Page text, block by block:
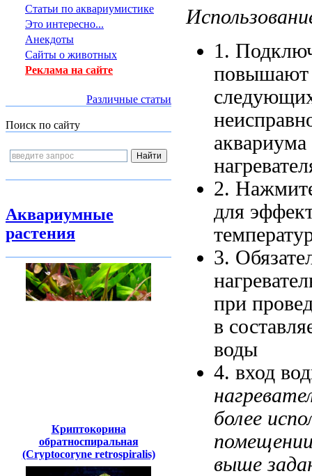
Статьи по аквариумистике
Это интересно...
Анекдоты
Сайты о животных
Реклама на сайте
Различные статьи
Поиск по сайту
Аквариумные
растения
Криптокорина
обратноспиральная
(Cryptocoryne retrospiralis)
1.
повышают
аквариума
2.
для
3.
при
в
воды
4. вход
более
выше